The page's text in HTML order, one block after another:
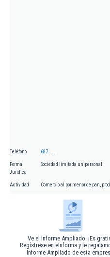
Teléfono 687.....
Forma
Jurídica
Sociedad limitada unipersonal
Actividad Comercio al por menor de pan,
Ve el Informe Ampliado. ¡Es
Regístrese en eInforma y le
Informe Ampliado de esta